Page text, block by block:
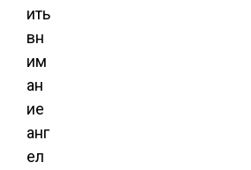
ить
вн
им
ан
ие
анг
ел